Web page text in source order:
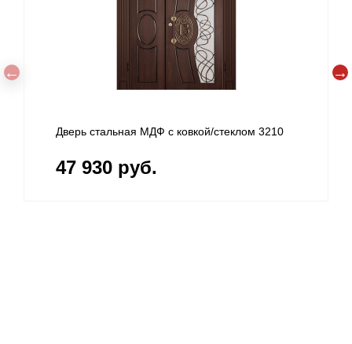
Дверь стальная МДФ с ковкой/стеклом 3210
47 930 руб.